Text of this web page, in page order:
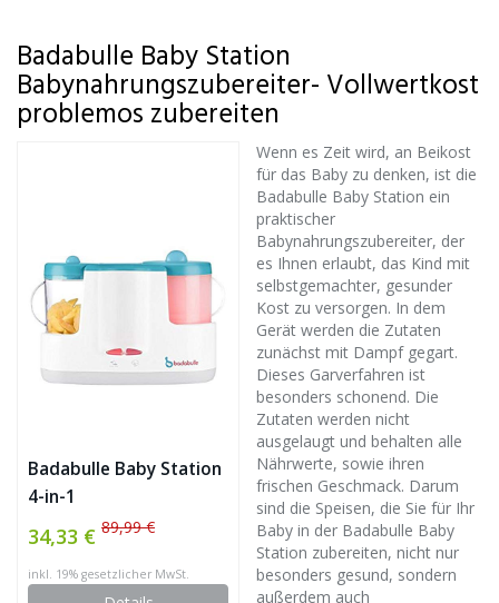
Badabulle Baby Station
Babynahrungszubereiter- Vollwertkost
problemos zubereiten
Badabulle Baby Station
4-in-1
Babynahrungszubereiter,
Dampfgaren, Mixen,
Erwärmen von
34,33 € 89,99 €
inkl. 19% gesetzlicher MwSt.
Wenn es Zeit wird, an Beikost
für das Baby zu denken, ist die
Badabulle Baby Station ein
praktischer
Babynahrungszubereiter, der
es Ihnen erlaubt, das Kind mit
selbstgemachter, gesunder
Kost zu versorgen. In dem
Gerät werden die Zutaten
zunächst mit Dampf gegart.
Dieses Garverfahren ist
besonders schonend. Die
Zutaten werden nicht
ausgelaugt und behalten alle
Nährwerte, sowie ihren
frischen Geschmack. Darum
sind die Speisen, die Sie für Ihr
Baby in der Badabulle Baby
Station zubereiten, nicht nur
besonders gesund, sondern
außerdem auch